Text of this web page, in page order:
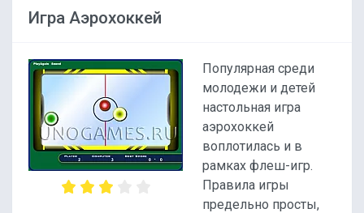
Игра Аэрохоккей
Популярная среди
молодежи и детей
настольная игра
аэрохоккей
воплотилась и в
рамках флеш-игр.
Правила игры
предельно просты,